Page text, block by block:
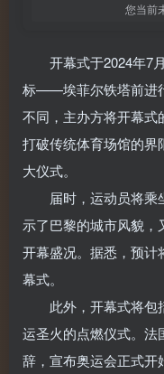
您当前
开幕式于2024年7
标——埃菲尔铁塔前进
不同，主办方将开幕式
打破传统体育场馆的界
大仪式。
届时，运动员将乘
示了巴黎的城市风貌
开幕盛况。据悉，预计
幕式。
此外，开幕式将包
运圣火的点燃仪式。法
辞，宣布奥运会正式开